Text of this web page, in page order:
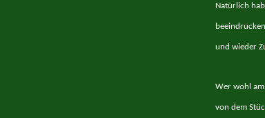
Natürlich
und wieder
Wer wohl am
von dem